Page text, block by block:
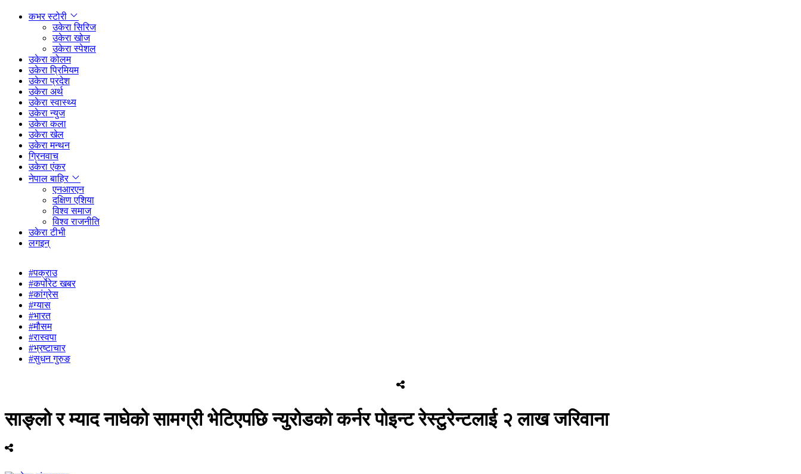
कभर स्टोरी
उकेरा सिरिज
उकेरा खोज
उकेरा स्पेशल
उकेरा कोलम
उकेरा प्रिमियम
उकेरा प्रदेश
उकेरा अर्थ
उकेरा स्वास्थ्य
उकेरा न्युज
उकेरा कला
उकेरा खेल
उकेरा मन्थन
ग्रिनवाच
उकेरा एंकर
नेपाल बाहिर
एनआरएन
दक्षिण एशिया
विश्व समाज
विश्व राजनीति
उकेरा टीभी
लगइन्
#पक्राउ
#कर्पोरेट खबर
#कांग्रेस
#ग्यास
#भारत
#मौसम
#रास्वपा
#भ्रष्टाचार
#सुधन गुरुङ
साङ्लो र म्याद नाघेको सामग्री भेटिएपछि न्युरोडको कर्नर पोइन्ट रेस्टुरेन्टलाई २ लाख जरिवाना